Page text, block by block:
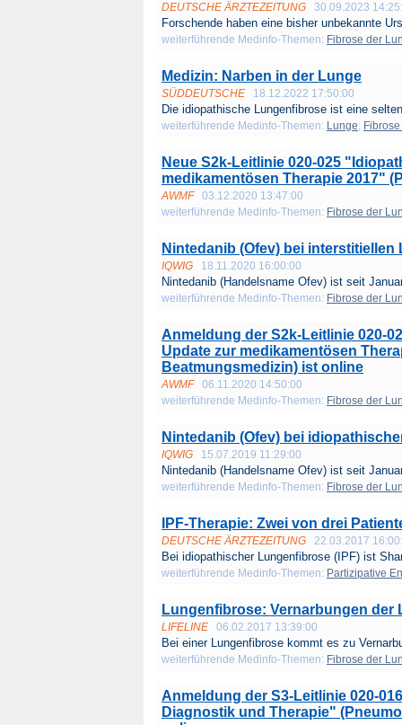
DEUTSCHE ÄRZTEZEITUNG 30.09.2023
Forschende haben eine bisher unbekannte
weiterführende Medinfo-Themen: Fibrose der
Medizin: Narben in der Lunge
SÜDDEUTSCHE 18.12.2022 17:50:00
Die idiopathische Lungenfibrose ist eine
weiterführende Medinfo-Themen: Lunge;
Neue S2k-Leitlinie 020-025
medikamentösen Therapie 2017"
AWMF
03.12.2020 13:47:00
weiterführende Medinfo-Themen: Fibrose der
Nintedanib (Ofev) bei
IQWIG 18.11.2020 16:00:00
Nintedanib (Handelsname Ofev) ist seit
weiterführende Medinfo-Themen: Fibrose der
Anmeldung der S2k-Leitlinie 020-
Update zur medikamentösen
Beatmungsmedizin) ist online
AWMF
06.11.2020 14:50:00
weiterführende Medinfo-Themen: Fibrose der
Nintedanib (Ofev) bei
IQWIG 15.07.2019 11:29:00
Nintedanib (Handelsname Ofev) ist seit
weiterführende Medinfo-Themen: Fibrose der
IPF-Therapie: Zwei von drei
DEUTSCHE ÄRZTEZEITUNG 22.03.2017
Bei idiopathischer Lungenfibrose (IPF) ist
weiterführende Medinfo-Themen: Partizipative
Lungenfibrose: Vernarbungen der
LIFELINE 06.02.2017 13:39:00
Bei einer Lungenfibrose kommt es zu
weiterführende Medinfo-Themen: Fibrose der
Anmeldung der S3-Leitlinie 020-
Diagnostik und Therapie"